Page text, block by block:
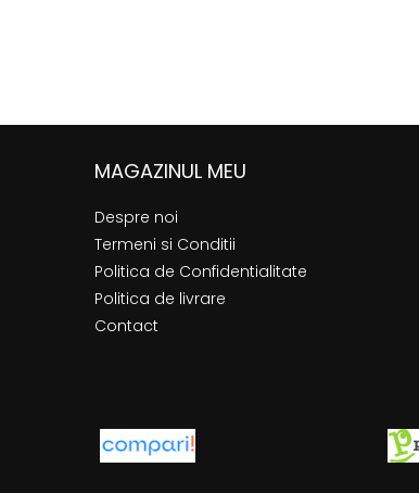
MAGAZINUL MEU
Despre noi
Termeni si Conditii
Politica de Confidentialitate
Politica de livrare
Contact